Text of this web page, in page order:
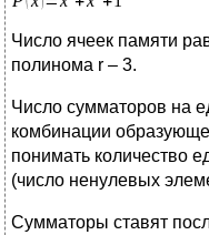
Число ячеек памяти
полинома r – 3.
Число сумматоров на
комбинации
понимать количество
(число ненулевых
Сумматоры ставят